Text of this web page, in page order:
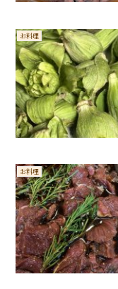
お料理
お料理